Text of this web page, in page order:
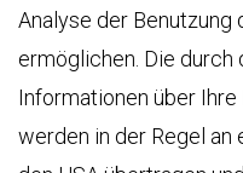
Analyse der Benutzung
ermöglichen. Die durch
Informationen über
werden in der Regel an